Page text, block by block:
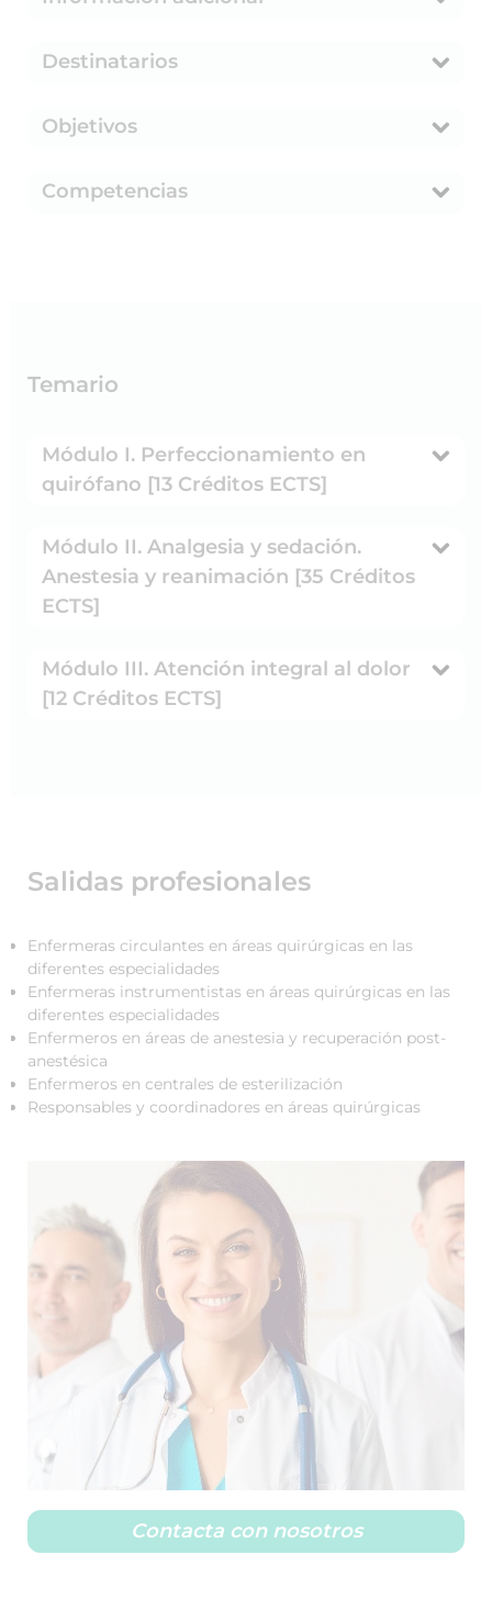
Destinatarios
Objetivos
Competencias
Temario
Módulo I. Perfeccionamiento en
quirófano [13 Créditos ECTS]
Módulo II. Analgesia y sedación.
Anestesia y reanimación [35 Créditos
ECTS]
Módulo III. Atención integral al dolor
[12 Créditos ECTS]
Salidas profesionales
Enfermeras circulantes en áreas quirúrgicas en las
diferentes especialidades
Enfermeras instrumentistas en áreas quirúrgicas en las
diferentes especialidades
Enfermeros en áreas de anestesia y recuperación post-
anestésica
Enfermeros en centrales de esterilización
Responsables y coordinadores en áreas quirúrgicas
Contacta con nosotros